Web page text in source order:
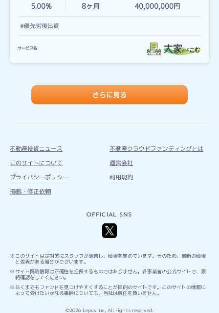
5.00% 8ヶ月 40,000,000円
#優先劣後出資
サービス名
さらに見る
不動産投資ニュース
不動産クラウドファンディングとは
このサイトについて
運営会社
プライバシーポリシー
利用規約
掲載・修正依頼
OFFICIAL SNS
このサイトは定期的にスタッフが調査し、情報を集めています。そのため、最新の情報
と差異がある場合がございます。
サイト掲載情報は正確性を担保するものではありません。各事業者の公式サイトで、最
終確認をしてください。
あくまでもファンドを見つけやすくすることが目的のサイトです。このサイトの情報に
よって受けたいかなる事柄についても、当社は責任を負いません。
©2026 Lepus Inc, All rights reserved.